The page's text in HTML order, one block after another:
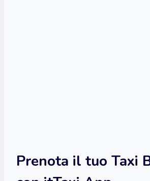
Prenota il tuo Taxi